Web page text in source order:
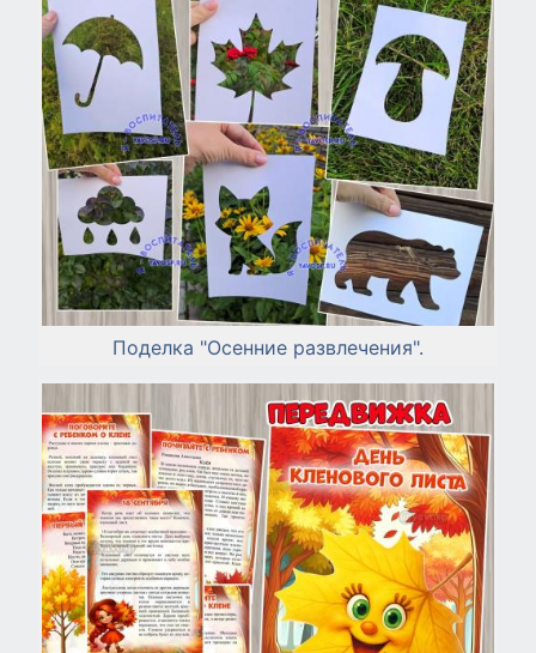
Поделка "Осенние развлечения".